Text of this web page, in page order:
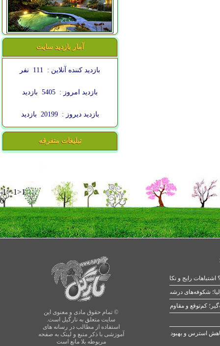
آمار بازدید سایت
بازدید کننده آنلاین : 111 نفر
بازدید امروز : 5405 بازدید
بازدید دیروز : 20199 بازدید
تبلیغات متفرقه
-1>-1>1
0
© تمام حقوق مادی و معنوی این
سایت متعلق به نارگیل است.
استفاده از مطالب در رسانه های
آموزشی با ذکر منبع و لینک به صفحه
مربوطه بلا مانع است
رایج و نکات طلایی
شکوفه‌های درشت در بهار